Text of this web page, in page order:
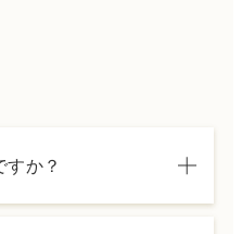
か？